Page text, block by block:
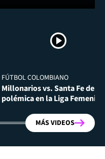
FÚTBOL COLOMBIANO
Millonarios vs. Santa Fe
polémica en la Liga Femenina
MÁS VIDEOS